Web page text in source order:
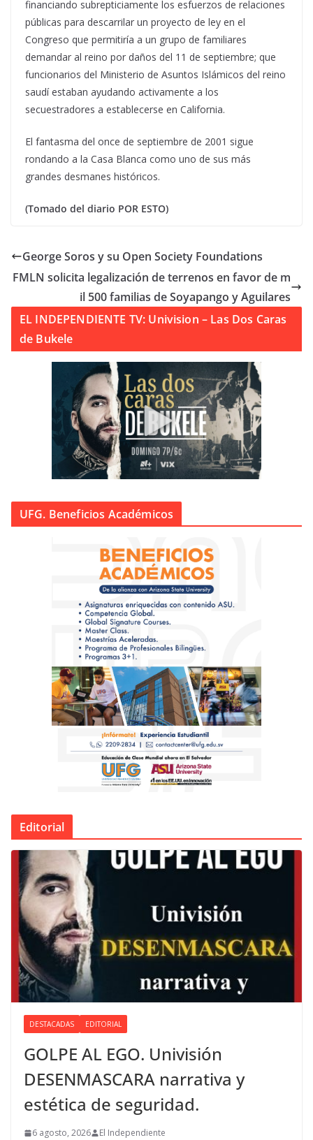
financiando subrepticiamente los esfuerzos de relaciones
públicas para descarrilar un proyecto de ley en el
Congreso que permitiría a un grupo de familiares
demandar al reino por daños del 11 de septiembre; que
funcionarios del Ministerio de Asuntos Islámicos del reino
saudí estaban ayudando activamente a los
secuestradores a establecerse en California.
El fantasma del once de septiembre de 2001 sigue
rondando a la Casa Blanca como uno de sus más
grandes desmanes históricos.
(Tomado del diario POR ESTO)
George Soros y su Open Society Foundations
FMLN solicita legalización de terrenos en favor de m
il 500 familias de Soyapango y Aguilares
EL INDEPENDIENTE TV: Univision – Las Dos Caras
de Bukele
UFG. Beneficios Académicos
Editorial
DESTACADAS EDITORIAL
GOLPE AL EGO. Univisión
DESENMASCARA narrativa y
estética de seguridad.
6 agosto, 2026 El Independiente